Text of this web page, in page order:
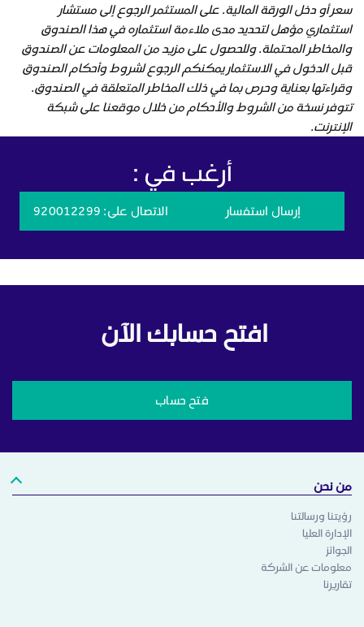
سعر أو دخل الورقة المالية. على المستثمر الرجوع إلى مستشار
استثماري مؤهل لتحديد مدى ملاءمة استثماره في هذا الصندوق
والمخاطر المحتملة. وللحصول على مزيد من المعلومات عن الصندوق
قبل الدخول في الاستثمار يمكنكم الرجوع لشروط وأحكام الصندوق
وقراءتها بعناية وحرص بما في ذلك المخاطر المتعلقة في الصندوق.
تتوفر نسخة من الشروط والأحكام من خلال موقعنا على شبكة
الإنترنت.
أرغب في :
إرسال استفسار الاتصال على: 920012299
افتح حسابك الآن
فتح حساب
من نحن
رؤيتنا ورسالتنا
الإدارة العليا
الجوائز
معلومات عن الشركة
تقاريرنا